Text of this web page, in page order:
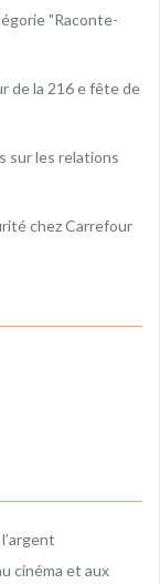
"Raconte-
de la 216 e fête de
sur les relations
chez Carrefour
cinéma et aux